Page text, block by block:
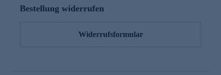
Bestellung widerrufen
Widerrufsformular